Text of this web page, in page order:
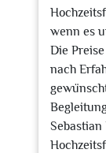
wenn es
Die
nach